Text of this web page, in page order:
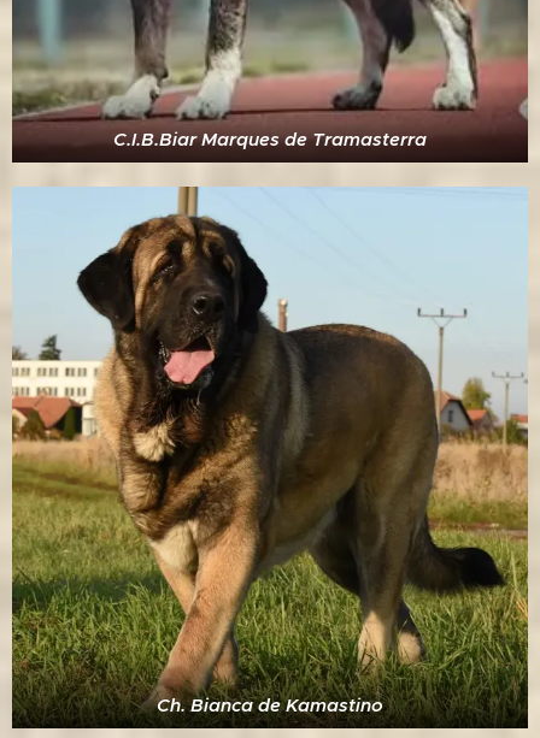
C.I.B.Biar Marques de Tramasterra
Ch. Bianca de Kamastino